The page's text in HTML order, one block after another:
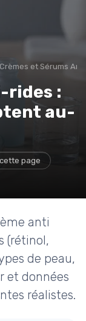
Crèmes et Sérums
rides :
au-
page
anti
(rétinol,
de peau,
et données
réalistes.